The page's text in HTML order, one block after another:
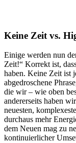
Keine Zeit vs.
Einige werden nun
Zeit!“ Korrekt ist,
haben. Keine Zeit ist
abgedroschene
die wir – wie oben
andererseits haben
neuesten,
durchaus mehr
dem Neuen mag zu
kontinuierlicher